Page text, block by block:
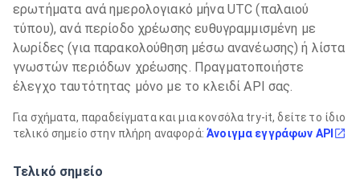
ερωτήματα ανά ημερολογιακό μήνα UTC (παλαιού
τύπου), ανά περίοδο χρέωσης ευθυγραμμισμένη με
λωρίδες (για παρακολούθηση μέσω ανανέωσης) ή λίστα
γνωστών περιόδων χρέωσης. Πραγματοποιήστε
έλεγχο ταυτότητας μόνο με το κλειδί API σας.
Για σχήματα, παραδείγματα και μια κονσόλα try-it, δείτε το ίδιο
τελικό σημείο στην πλήρη αναφορά: Άνοιγμα εγγράφων API
Τελικό σημείο